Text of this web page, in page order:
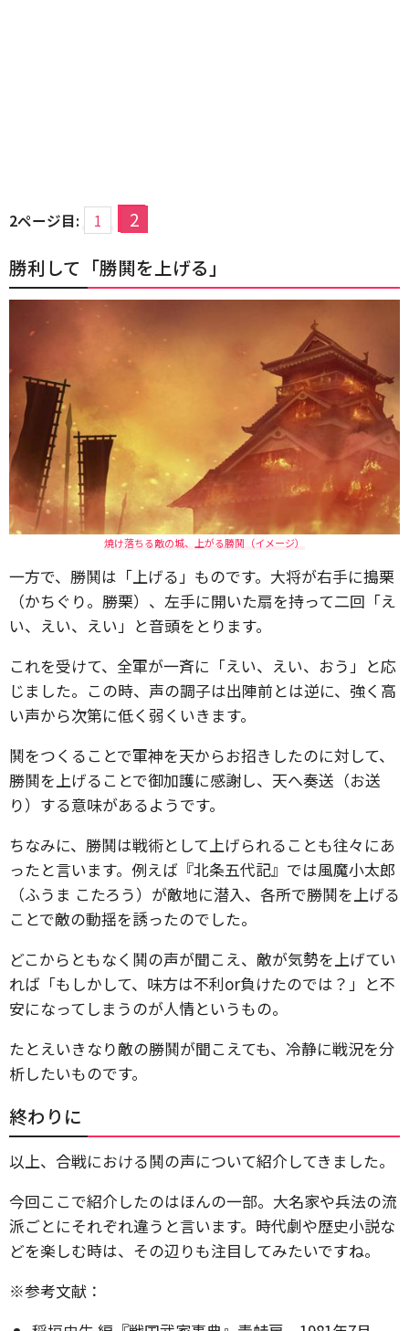
2ページ目: 1 2
勝利して「勝鬨を上げる」
焼け落ちる敵の城、上がる勝鬨（イメージ）
一方で、勝鬨は「上げる」ものです。大将が右手に搗栗
（かちぐり。勝栗）、左手に開いた扇を持って二回「え
い、えい、えい」と音頭をとります。
これを受けて、全軍が一斉に「えい、えい、おう」と応
じました。この時、声の調子は出陣前とは逆に、強く高
い声から次第に低く弱くいきます。
鬨をつくることで軍神を天からお招きしたのに対して、
勝鬨を上げることで御加護に感謝し、天へ奏送（お送
り）する意味があるようです。
ちなみに、勝鬨は戦術として上げられることも往々にあ
ったと言います。例えば『北条五代記』では風魔小太郎
（ふうま こたろう）が敵地に潜入、各所で勝鬨を上げる
ことで敵の動揺を誘ったのでした。
どこからともなく鬨の声が聞こえ、敵が気勢を上げてい
れば「もしかして、味方は不利or負けたのでは？」と不
安になってしまうのが人情というもの。
たとえいきなり敵の勝鬨が聞こえても、冷静に戦況を分
析したいものです。
終わりに
以上、合戦における鬨の声について紹介してきました。
今回ここで紹介したのはほんの一部。大名家や兵法の流
派ごとにそれぞれ違うと言います。時代劇や歴史小説な
どを楽しむ時は、その辺りも注目してみたいですね。
※参考文献：